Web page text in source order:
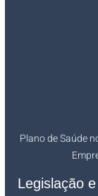
Plano de Saúde
Legislação